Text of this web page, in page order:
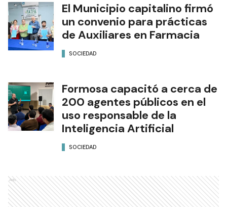
El Municipio capitalino firmó
un convenio para prácticas
de Auxiliares en Farmacia
SOCIEDAD
Formosa capacitó a cerca de
200 agentes públicos en el
uso responsable de la
Inteligencia Artificial
SOCIEDAD
Ads